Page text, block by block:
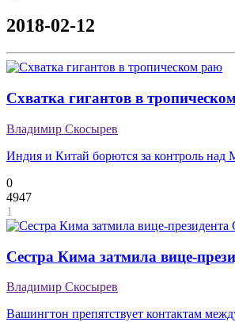
2018-02-12
Схватка гигантов в
Владимир Скосырев
Индия и Китай борются за контроль над
0
4947
1
Сестра Кима затмила вице-
Владимир Скосырев
Вашингтон препятствует контактам